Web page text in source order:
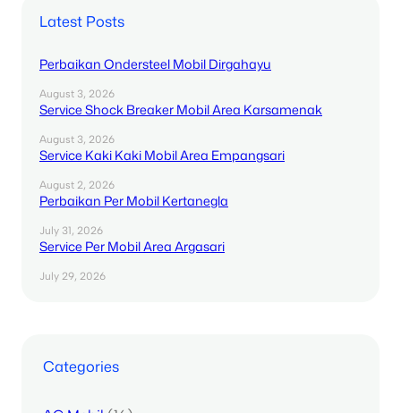
Latest Posts
Perbaikan Ondersteel Mobil Dirgahayu
August 3, 2026
Service Shock Breaker Mobil Area Karsamenak
August 3, 2026
Service Kaki Kaki Mobil Area Empangsari
August 2, 2026
Perbaikan Per Mobil Kertanegla
July 31, 2026
Service Per Mobil Area Argasari
July 29, 2026
Categories